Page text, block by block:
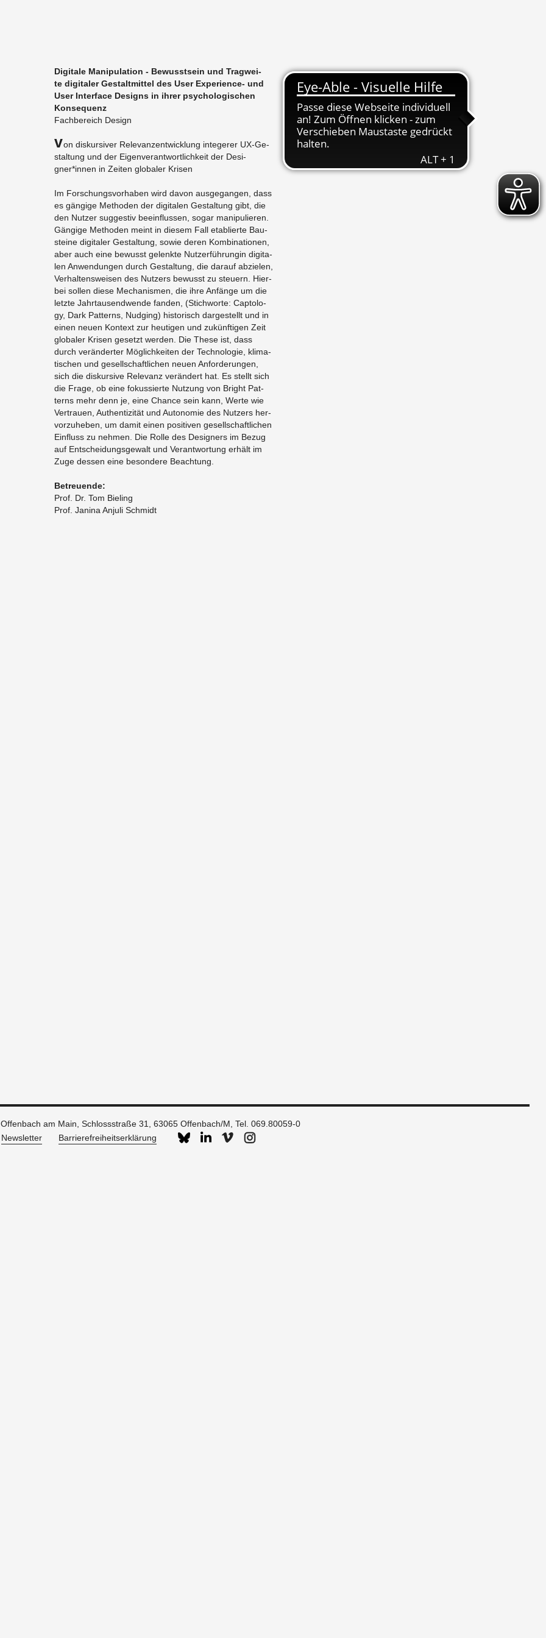
Di­gi­ta­le Ma­ni­pu­la­ti­on - Be­wusst­sein und Trag­wei­
te di­gi­ta­ler Ge­stalt­mit­tel des User Ex­pe­ri­ence- und
User In­ter­face De­signs in ihrer psy­cho­lo­gi­schen
Kon­se­quenz
Fach­be­reich De­sign
Von dis­kur­si­ver Re­le­vanz­ent­wick­lung in­te­ge­rer UX-Ge­
stal­tung und der Ei­gen­ver­ant­wort­lich­keit der De­si­
gner*innen in Zei­ten glo­ba­ler Kri­sen
Im For­schungs­vor­ha­ben wird davon aus­ge­gan­gen, dass
es gän­gi­ge Me­tho­den der di­gi­ta­len Ge­stal­tung gibt, die
den Nut­zer sug­ges­tiv be­ein­flus­sen, sogar ma­ni­pu­lie­ren.
Gän­gi­ge Me­tho­den meint in die­sem Fall eta­blier­te Bau­
stei­ne di­gi­ta­ler Ge­stal­tung, sowie deren Kom­bi­na­tio­nen,
aber auch eine be­wusst ge­lenk­te Nut­zer­füh­run­gin di­gi­ta­
len An­wen­dun­gen durch Ge­stal­tung, die dar­auf ab­zie­len,
Ver­hal­tens­wei­sen des Nut­zers be­wusst zu steu­ern. Hier­
bei sol­len diese Me­cha­nis­men, die ihre An­fän­ge um die
letz­te Jahr­tau­send­wen­de fan­den, (Stich­wor­te: Cap­to­lo­
gy, Dark Pat­terns, Nud­ging) his­to­risch dar­ge­stellt und in
einen neuen Kon­text zur heu­ti­gen und zu­künf­ti­gen Zeit
glo­ba­ler Kri­sen ge­setzt wer­den. Die These ist, dass
durch ver­än­der­ter Mög­lich­kei­ten der Tech­no­lo­gie, kli­ma­
ti­schen und ge­sell­schaft­li­chen neuen An­for­de­run­gen,
sich die dis­kur­si­ve Re­le­vanz ver­än­dert hat. Es stellt sich
die Frage, ob eine fo­kus­sier­te Nut­zung von Bright Pat­
terns mehr denn je, eine Chan­ce sein kann, Werte wie
Ver­trau­en, Au­then­ti­zi­tät und Au­to­no­mie des Nut­zers her­
vor­zu­he­ben, um damit einen po­si­ti­ven ge­sell­schaft­li­chen
Ein­fluss zu neh­men. Die Rolle des De­si­gners im Bezug
auf Ent­schei­dungs­ge­walt und Ver­ant­wor­tung er­hält im
Zuge des­sen eine be­son­de­re Be­ach­tung.
Be­treu­en­de:
Prof. Dr. Tom Bie­ling
​Prof. Ja­ni­na An­ju­li Schmidt
am Main, Schlossstraße 31, 63065 Offenbach/M, Tel. 069.80059-0
Newsletter
Barrierefreiheitserklärung